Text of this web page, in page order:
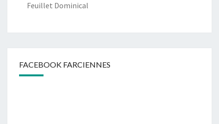
Feuillet Dominical
FACEBOOK FARCIENNES